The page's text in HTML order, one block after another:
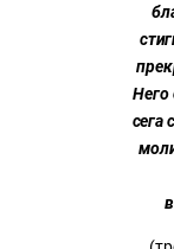
Него
сега